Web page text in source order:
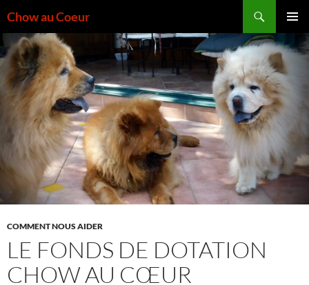
au
contenu
Chow au Coeur
COMMENT NOUS AIDER
LE FONDS DE DOTATION
CHOW AU CŒUR